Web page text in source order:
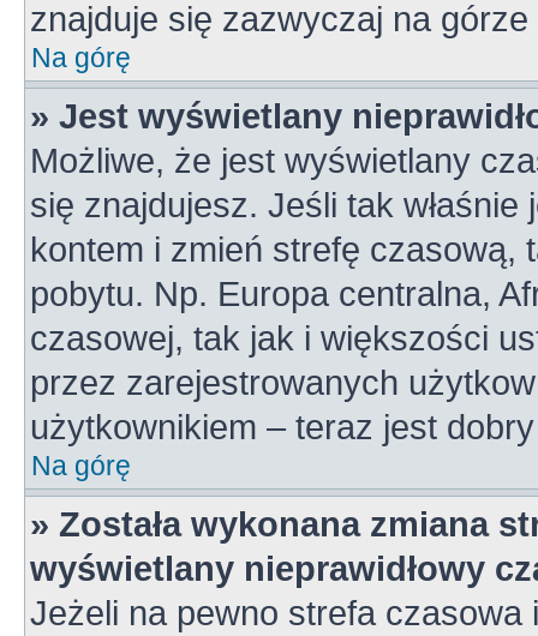
znajduje się zazwyczaj na
Na górę
» Jest wyświetlany
Możliwe, że jest wyświetlany
się znajdujesz. Jeśli tak
kontem i zmień strefę czasową,
pobytu. Np. Europa centralna,
czasowej, tak jak i większości
przez zarejestrowanych
użytkownikiem – teraz jest
Na górę
» Została wykonana zmiana
wyświetlany nieprawidłowy
Jeżeli na pewno strefa